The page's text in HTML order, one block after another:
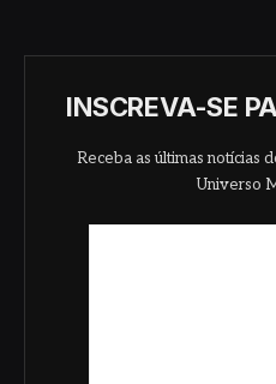
INSCREVA-SE
Receba as últimas notícias
Universo